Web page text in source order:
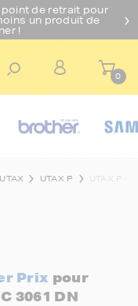
point de retrait pour
un produit de
!
0
UTAX P UTAX P C
Prix pour
3061 DN